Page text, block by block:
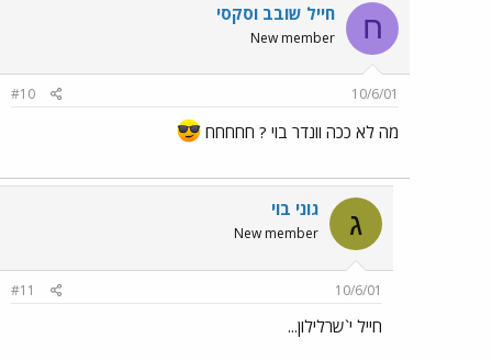
ח חייל שובב וסקסי
New member
10/6/01
#10
מה לא ככה וונדר בוי ? חחחחח
ג גוני בוי
New member
10/6/01
#11
חייל י`שרלילון...